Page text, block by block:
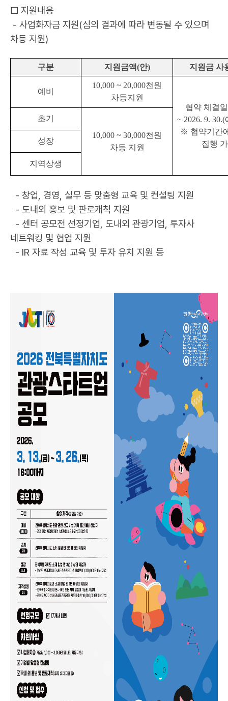
□ 지원내용
- 사업화자금 지원(심의 결과에 따라 변동될 수 있으며
차등 지원)
구분 지원금액(안) 지원금 사
예비
10,000 ~ 20,000천원
차등지원
협약 체결
~ 2026. 9. 30.(
※ 협약기간
집행
초기
10,000 ~ 30,000천원
차등 지원
성장
지역상생
- 창업, 경영, 실무 등 맞춤형 교육 및 컨설팅 지원
- 도내외 홍보 및 판로개척 지원
- 센터 공모전 선정기업, 도내외 관광기업, 투자사
네트워킹 및 협업 지원
- IR 자료 작성 교육 및 투자 유치 지원 등